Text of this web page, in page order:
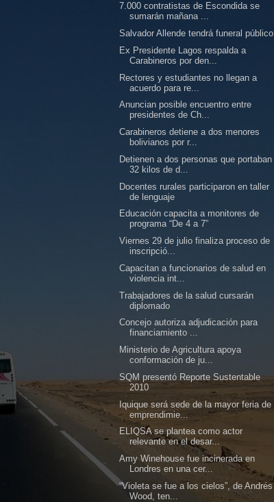
7.000 contratistas de Escondida se
sumarán mañana ...
Salvador Allende tendrá funeral público
Ex Presidente Lagos respalda a
Carabineros por den...
Rectores y estudiantes no llegan a
acuerdo para re...
Anuncian posible encuentro entre
presidentes de Ch...
Carabineros detiene a dos menores
bolivianos por r...
Detienen a dos personas que portaban
32 kilos de d...
Docentes rurales participaron en taller
de lenguaje
Educación capacita a monitores de
programa “De 4 a 7”
Viernes 29 de julio finaliza proceso de
inscripció...
Capacitan a funcionarios de salud en
violencia int...
Trabajadores de la salud cursarán
diplomado
Concejo autoriza adjudicación para
financiamiento ...
Ministerio de Agricultura apoya
conformación de ju...
SQM presentó Reporte Sustentable
2010
Iquique será sede de la mayor feria de
emprendimie...
ELIQSA se plantea como actor
relevante en el desar...
Amy Winehouse fue incinerada en
Londres en una cer...
“Violeta se fue a los cielos”, de Andrés
Wood, ten...